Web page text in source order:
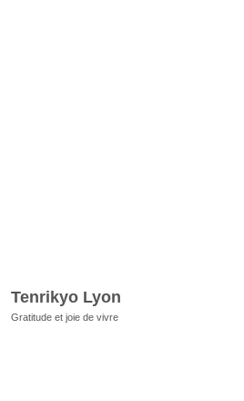
Tenrikyo Lyon
Gratitude et joie de vivre